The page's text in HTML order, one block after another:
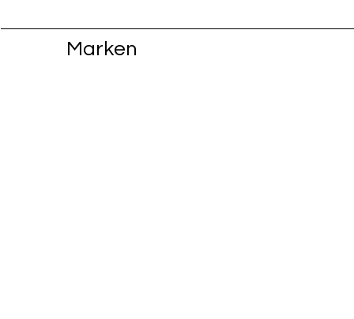
Marken